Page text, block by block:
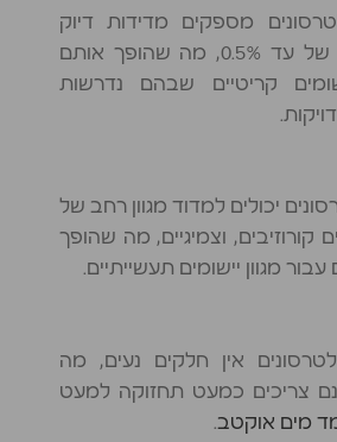
מספקים מדידות דיוק
גבוהות עם דיוק של עד 0.5%, מה שהופך אותם
קריטיים שבהם נדרשות
יכולים למדוד מגוון רחב של
קורוזיבים, וצמיגיים, מה שהופך
מגוון יישומים תעשייתיים.
אין חלקים נעים, מה
צריכים כמעט תחזוקה למעט
מים אוקטב.